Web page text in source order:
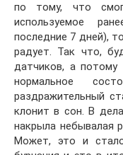
по тому, что
используемое
последние 7 дней),
радует. Так что,
датчиков, а
нормальное
раздражительный
клонит в сон. В
накрыла небывалая
Может, это и